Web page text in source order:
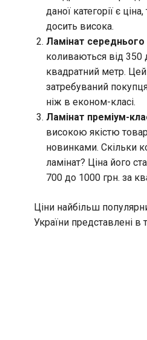
даної категорії є
досить висока.
Ламінат середнього
коливаються від 350
квадратний метр.
затребуваний
ніж в економ-класі.
Ламінат преміум-
високою якістю
новинками. Скільки
ламінат? Ціна його
700 до 1000 грн. за
Ціни найбільш
України представлені в